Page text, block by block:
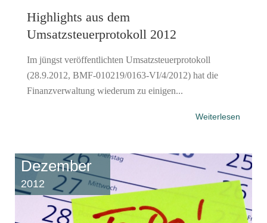
Highlights aus dem
Umsatzsteuerprotokoll 2012
Im jüngst veröffentlichten Umsatzsteuerprotokoll
(28.9.2012, BMF-010219/0163-VI/4/2012) hat die
Finanzverwaltung wiederum zu einigen...
Weiterlesen
Dezember
2012